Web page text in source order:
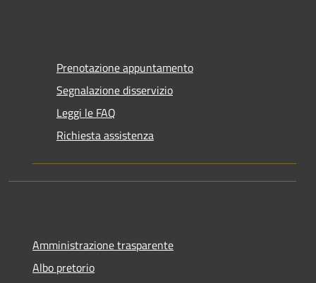
Prenotazione appuntamento
Segnalazione disservizio
Leggi le FAQ
Richiesta assistenza
Amministrazione trasparente
Albo pretorio